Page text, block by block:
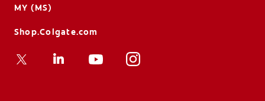
MY (MS)
Shop.Colgate.com